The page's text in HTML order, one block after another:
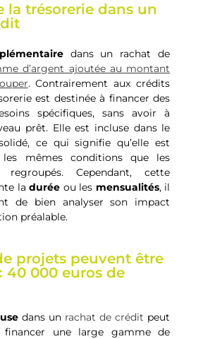
la trésorerie dans un
dans un rachat de
d’argent ajoutée au montant
. Contrairement aux crédits
est destinée à financer des
spécifiques, sans avoir à
prêt. Elle est incluse dans le
ce qui signifie qu’elle est
les mêmes conditions que les
Cependant, cette
ladurée ou les mensualités, il
de bien analyser son impact
préalable.
projets peuvent être
40 000 euros de
dans un rachat de crédit peut
une large gamme de